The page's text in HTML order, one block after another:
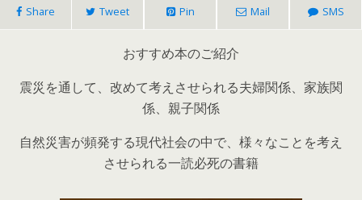
Share Tweet Pin Mail SMS
おすすめ本のご紹介
震災を通して、改めて考えさせられる夫婦関係、家族関
係、親子関係
自然災害が頻発する現代社会の中で、様々なことを考え
させられる一読必死の書籍